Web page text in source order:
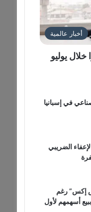
أخبار عالمية
يوليو
في إسبانيا
الضريبي
إكس” رغم
أسهمهم لأول